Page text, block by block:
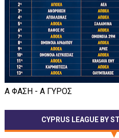
Α ΦΑΣΗ - Α ΓΥΡΟΣ
CYPRUS LEAGUE BY